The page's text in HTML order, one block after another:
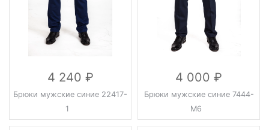
4 240
Брюки мужские синие 22417-
1
4 000
Брюки мужские синие 7444-
М6